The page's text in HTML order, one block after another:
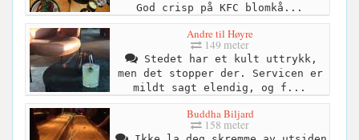
God crisp på KFC blomkå...
Andre til Høyre
149 meter
Stedet har et kult uttrykk,
men det stopper der. Servicen er
mildt sagt elendig, og f...
Buddha Biljard
158 meter